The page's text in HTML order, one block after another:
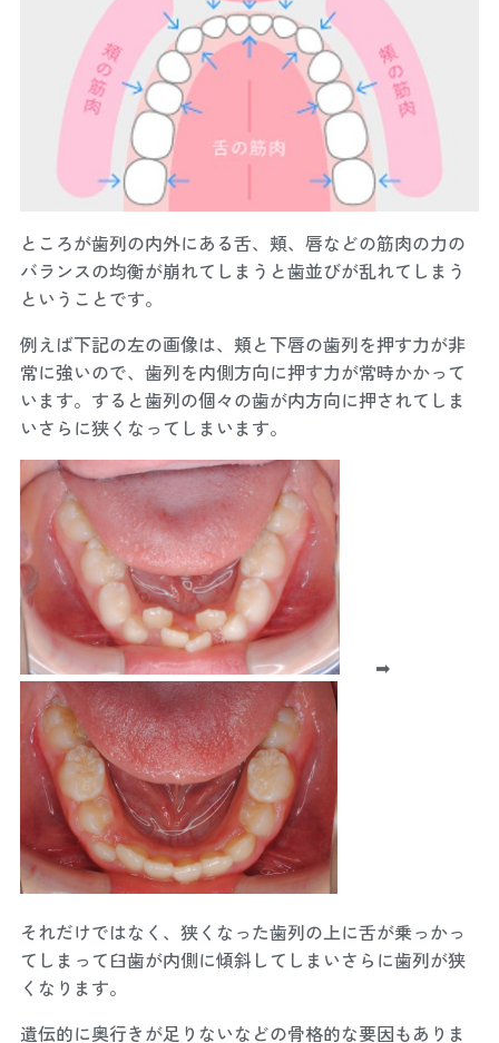
ところが歯列の内外にある舌、頬、唇などの筋肉の力の
バランスの均衡が崩れてしまうと歯並びが乱れてしまう
ということです。
例えば下記の左の画像は、頬と下唇の歯列を押す力が非
常に強いので、歯列を内側方向に押す力が常時かかって
います。すると歯列の個々の歯が内方向に押されてしま
いさらに狭くなってしまいます。
➡
それだけではなく、狭くなった歯列の上に舌が乗っかっ
てしまって臼歯が内側に傾斜してしまいさらに歯列が狭
くなります。
遺伝的に奥行きが足りないなどの骨格的な要因もありま